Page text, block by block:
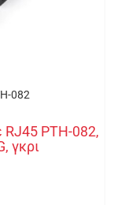
082
RJ45 PTH-082,
γκρι